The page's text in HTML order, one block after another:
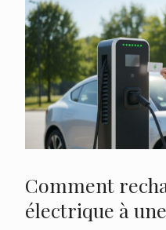
Comment
électrique à